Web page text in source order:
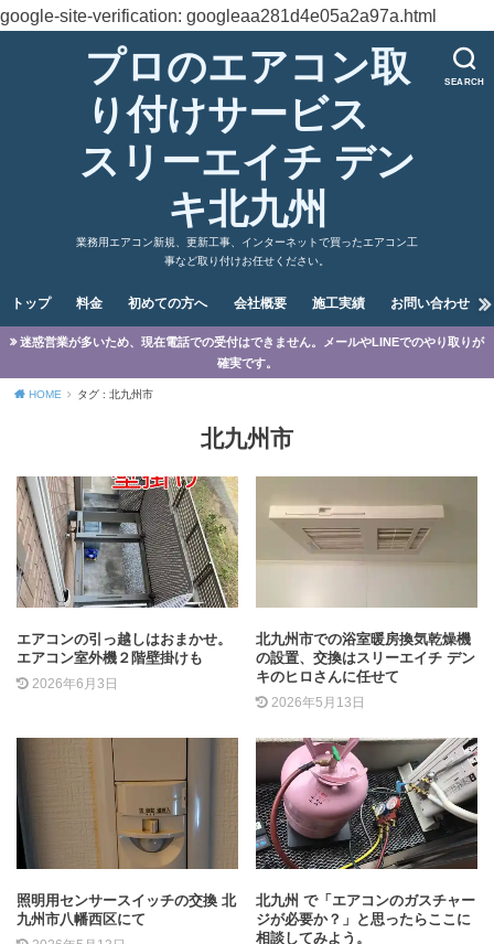
google-site-verification: googleaa281d4e05a2a97a.html
SEARCH
プロのエアコン取
り付けサービス
スリーエイチ デン
キ北九州
業務用エアコン新規、更新工事、インターネットで買ったエアコン工
事など取り付けお任せください。
トップ 料金 初めての方へ 会社概要 施工実績 お問い合わせ
迷惑営業が多いため、現在電話での受付はできません。メールやLINEでのやり取りが
確実です。
HOME タグ : 北九州市
北九州市
エアコンの引っ越しはおまかせ。
エアコン室外機２階壁掛けも
2026年6月3日
北九州市での浴室暖房換気乾燥機
の設置、交換はスリーエイチ デン
キのヒロさんに任せて
2026年5月13日
照明用センサースイッチの交換 北
九州市八幡西区にて
北九州 で「エアコンのガスチャー
ジが必要か？」と思ったらここに
相談してみよう。